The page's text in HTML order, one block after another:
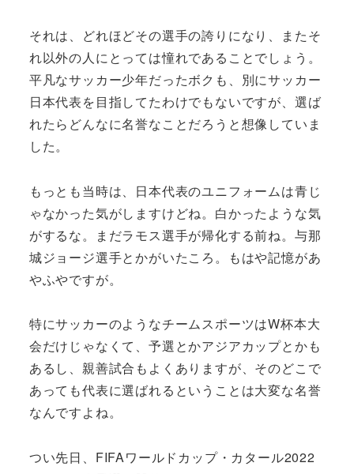
それは、どれほどその選手の誇りになり、またそ
れ以外の人にとっては憧れであることでしょう。
平凡なサッカー少年だったボクも、別にサッカー
日本代表を目指してたわけでもないですが、選ば
れたらどんなに名誉なことだろうと想像していま
した。
もっとも当時は、日本代表のユニフォームは青じ
ゃなかった気がしますけどね。白かったような気
がするな。まだラモス選手が帰化する前ね。与那
城ジョージ選手とかがいたころ。もはや記憶があ
やふやですが。
特にサッカーのようなチームスポーツはW杯本大
会だけじゃなくて、予選とかアジアカップとかも
あるし、親善試合もよくありますが、そのどこで
あっても代表に選ばれるということは大変な名誉
なんですよね。
つい先日、FIFAワールドカップ・カタール2022